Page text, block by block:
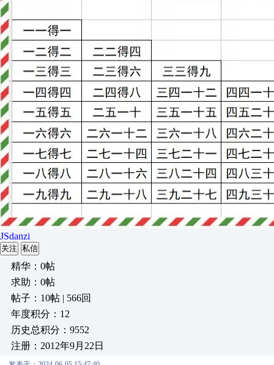
JSdanzi
关注 私信
精华：0帖
求助：0帖
帖子：10帖 | 566回
年度积分：12
历史总积分：9552
注册：2012年9月22日